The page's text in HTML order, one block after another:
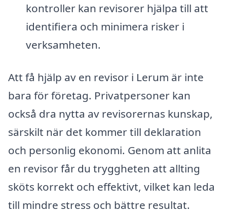
kontroller kan revisorer hjälpa till att
identifiera och minimera risker i
verksamheten.
Att få hjälp av en revisor i Lerum är inte
bara för företag. Privatpersoner kan
också dra nytta av revisorernas kunskap,
särskilt när det kommer till deklaration
och personlig ekonomi. Genom att anlita
en revisor får du tryggheten att allting
sköts korrekt och effektivt, vilket kan leda
till mindre stress och bättre resultat.